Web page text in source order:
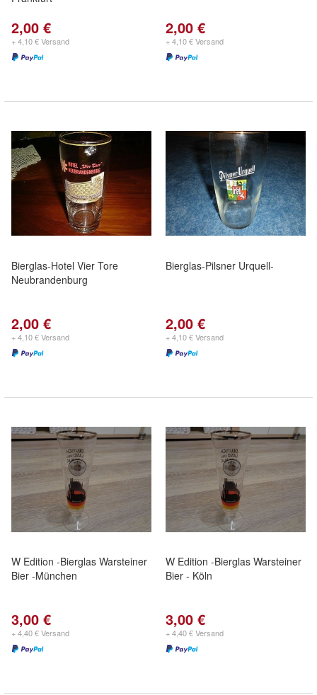
2,00 €
+ 4,10 € Versand
2,00 €
+ 4,10 € Versand
Bierglas-Hotel Vier Tore
Neubrandenburg
2,00 €
+ 4,10 € Versand
Bierglas-Pilsner Urquell-
2,00 €
+ 4,10 € Versand
W Edition -Bierglas Warsteiner
Bier -München
3,00 €
+ 4,40 € Versand
W Edition -Bierglas Warsteiner
Bier - Köln
3,00 €
+ 4,40 € Versand